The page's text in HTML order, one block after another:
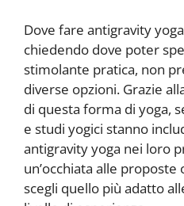
Dove fare antigravity
chiedendo dove poter
stimolante pratica, non
diverse opzioni. Grazie
di questa forma di yoga,
e studi yogici stanno
antigravity yoga nei loro
un’occhiata alle
scegli quello più adatto